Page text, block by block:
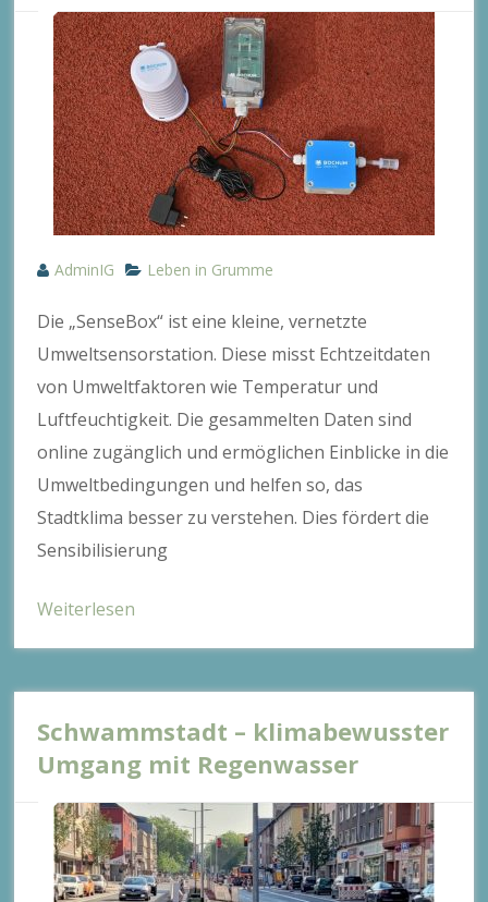
AdminIG Leben in Grumme
Die „SenseBox“ ist eine kleine, vernetzte
Umweltsensorstation. Diese misst Echtzeitdaten
von Umweltfaktoren wie Temperatur und
Luftfeuchtigkeit. Die gesammelten Daten sind
online zugänglich und ermöglichen Einblicke in die
Umweltbedingungen und helfen so, das
Stadtklima besser zu verstehen. Dies fördert die
Sensibilisierung
Weiterlesen
Schwammstadt – klimabewusster
Umgang mit Regenwasser